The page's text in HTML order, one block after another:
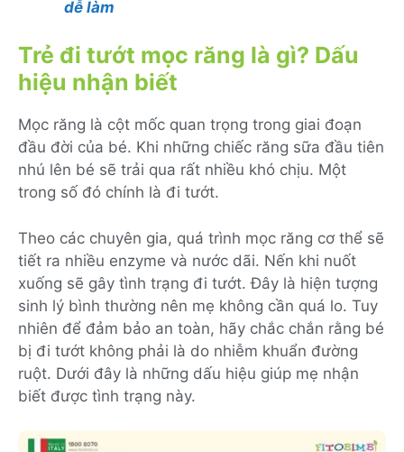
dễ làm
Trẻ đi tướt mọc răng là gì? Dấu
hiệu nhận biết
Mọc răng là cột mốc quan trọng trong giai đoạn
đầu đời của bé. Khi những chiếc răng sữa đầu tiên
nhú lên bé sẽ trải qua rất nhiều khó chịu. Một
trong số đó chính là đi tướt.
Theo các chuyên gia, quá trình mọc răng cơ thể sẽ
tiết ra nhiều enzyme và nước dãi. Nến khi nuốt
xuống sẽ gây tình trạng đi tướt. Đây là hiện tượng
sinh lý bình thường nên mẹ không cần quá lo. Tuy
nhiên để đảm bảo an toàn, hãy chắc chắn rằng bé
bị đi tướt không phải là do nhiễm khuẩn đường
ruột. Dưới đây là những dấu hiệu giúp mẹ nhận
biết được tình trạng này.